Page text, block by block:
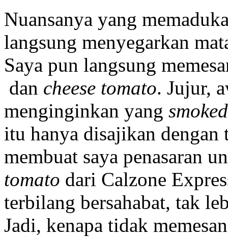
Nuansanya yang
langsung menyegarkan
Saya pun langsung
dan cheese tomato. Jujur,
menginginkan yang
itu hanya disajikan
membuat saya penasaran
tomato dari Calzone
terbilang bersahabat, tak
Jadi, kenapa tidak